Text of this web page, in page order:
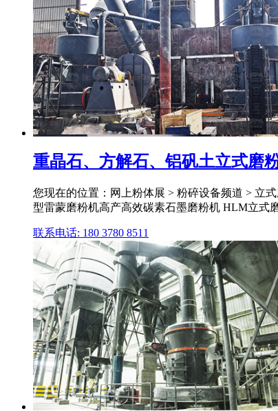
重晶石、方解石、铝矾土立式磨
您现在的位置：网上粉体展 > 粉碎设备频道 > 立
型雷蒙磨粉机高产高效碳素石墨磨粉机 HLM立式
联系电话: 180 3780 8511